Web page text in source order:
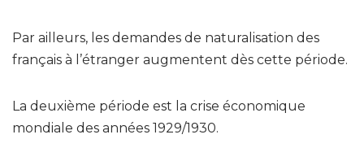
Par ailleurs, les demandes de naturalisation des
français à l’étranger augmentent dès cette période.
La deuxième période est la crise économique
mondiale des années 1929/1930.